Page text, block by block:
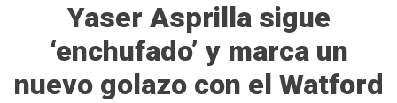
Yaser Asprilla sigue
‘enchufado’ y marca un
nuevo golazo con el Watford